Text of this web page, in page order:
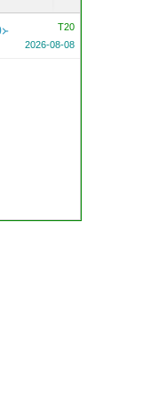
T20
2026-08-08